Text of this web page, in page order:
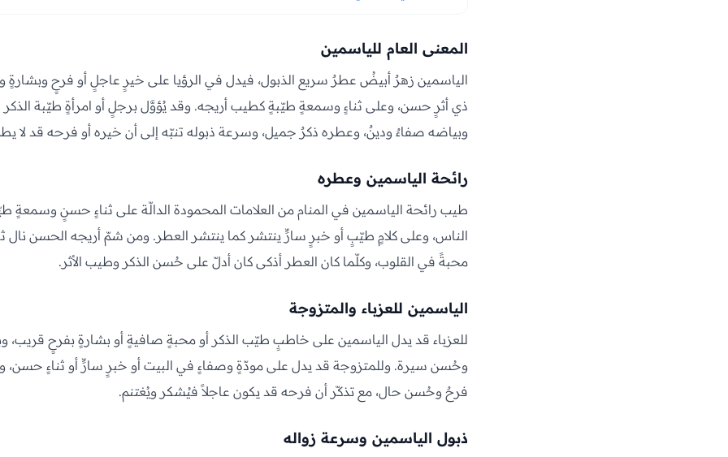
المعنى العام للياسمين
الياسمين زهرٌ أبيضُ عطرٌ سريع الذبول، فيدل في الرؤيا على خيرٍ عاجلٍ أو فرحٍ وبشارةٍ
ذي أثرٍ حسن، وعلى ثناءٍ وسمعةٍ طيّبةٍ كطيب أريجه. وقد يُؤوَّل برجلٍ أو امرأةٍ طيّبة
وبياضه صفاءٌ ودينٌ، وعطره ذكرٌ جميل، وسرعة ذبوله تنبّه إلى أن خيره أو فرحه قد لا
رائحة الياسمين وعطره
طيب رائحة الياسمين في المنام من العلامات المحمودة الدالّة على ثناءٍ حسنٍ وسمعةٍ
الناس، وعلى كلامٍ طيّبٍ أو خبرٍ سارٍّ ينتشر كما ينتشر العطر. ومن شمّ أريجه الحسن نال
محبةً في القلوب، وكلّما كان العطر أذكى كان أدلّ على حُسن الذكر وطيب الأثر.
الياسمين للعزباء والمتزوجة
للعزباء قد يدل الياسمين على خاطبٍ طيّب الذكر أو محبةٍ صافيةٍ أو بشارةٍ بفرحٍ قريب،
وحُسن سيرة. وللمتزوجة قد يدل على مودّةٍ وصفاءٍ في البيت أو خبرٍ سارٍّ أو ثناءٍ حسن،
فرحٌ وحُسن حال، مع تذكّر أن فرحه قد يكون عاجلاً فيُشكر ويُغتنم.
ذبول الياسمين وسرعة زواله